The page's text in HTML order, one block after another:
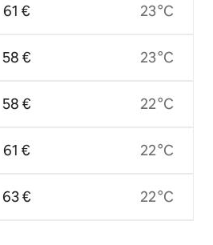
61 €
58 €
58 €
61 €
63 €
23 °C
23 °C
22 °C
22 °C
22 °C